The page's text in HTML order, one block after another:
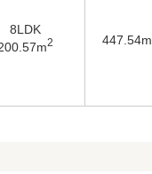
8LDK
2 447.54m